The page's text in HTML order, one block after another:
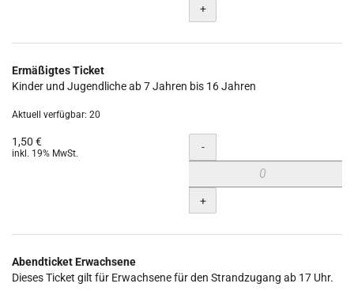
+
Ermäßigtes Ticket
Kinder und Jugendliche ab 7 Jahren bis 16 Jahren
Aktuell verfügbar: 20
1,50 €
inkl. 19% MwSt. Menge
-
+
Abendticket Erwachsene
Dieses Ticket gilt für Erwachsene für den Strandzugang ab 17 Uhr.